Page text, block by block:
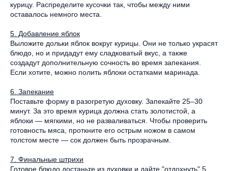
курицу. Распределите кусочки так, чтобы между ними
оставалось немного места.
5. Добавление яблок
Выложите дольки яблок вокруг курицы. Они не только украсят
блюдо, но и придадут ему сладковатый вкус, а также
создадут дополнительную сочность во время запекания.
Если хотите, можно полить яблоки остатками маринада.
6. Запекание
Поставьте форму в разогретую духовку. Запекайте 25–30
минут. За это время курица должна стать золотистой, а
яблоки — мягкими, но не разваливаться. Чтобы проверить
готовность мяса, проткните его острым ножом в самом
толстом месте — сок должен быть прозрачным.
7. Финальные штрихи
Готовое блюдо достаньте из духовки и дайте "отдохнуть" 5